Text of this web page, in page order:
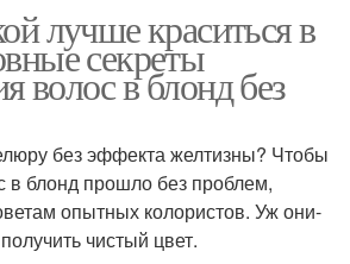
лучше краситься в
секреты
волос в блонд без
без эффекта желтизны? Чтобы
в блонд прошло без проблем,
опытных колористов. Уж они-
чистый цвет.